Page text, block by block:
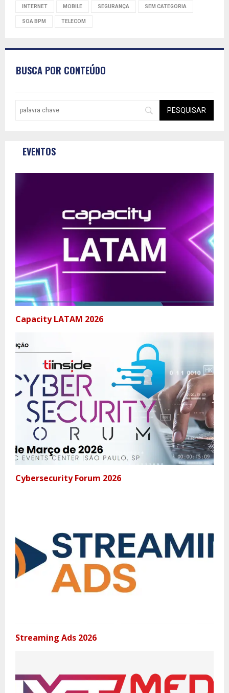
INTERNET MOBILE SEGURANÇA SEM CATEGORIA
SOA BPM TELECOM
BUSCA POR CONTEÚDO
EVENTOS
Capacity LATAM 2026
Cybersecurity Forum 2026
Streaming Ads 2026